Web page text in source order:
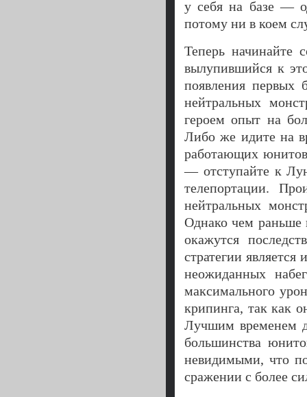
у себя на базе —
потому ни в коем
Теперь начинайте
вылупившийся к
появления первых
нейтральных
героем опыт на
Либо же идите на
работающих
— отступайте к
телепортации.
нейтральных
Однако чем раньше
окажутся
стратегии
неожиданных
максимального
крипинга, так как
Лучшим временем
большинства
невидимыми, что
сражении с более